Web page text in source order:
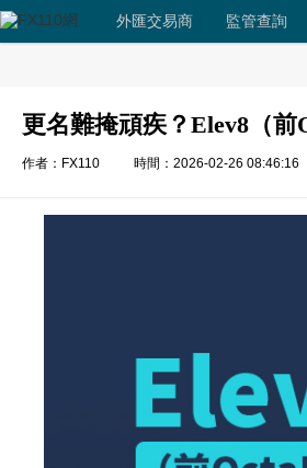
外匯交易商 監管查詢
更名難掩頑疾？Elev8（
作者：FX110 時間：2026-02-26 08:46:16